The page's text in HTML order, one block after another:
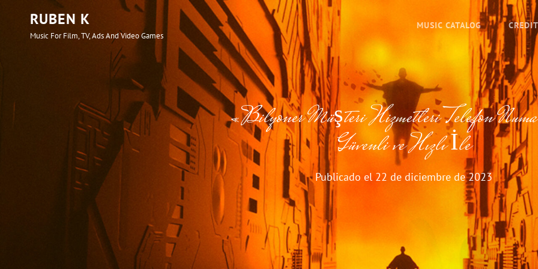
RUBEN K
Music For Film, TV, Ads And Video Games
MUSIC CATALOG
«Bilyoner Müşteri Hizmetleri Telefon
Güvenli ve Hızlı İle
Publicado el 22 de diciembre de 2023